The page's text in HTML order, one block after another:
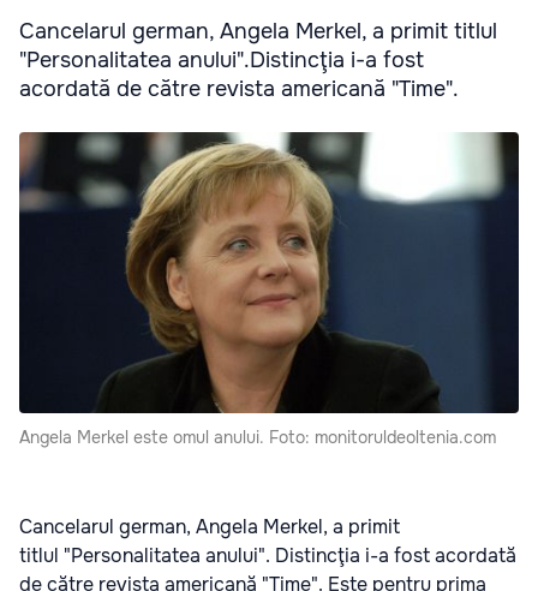
Cancelarul german, Angela Merkel, a primit titlul
"Personalitatea anului".Distincţia i-a fost
acordată de către revista americană "Time".
Angela Merkel este omul anului. Foto: monitoruldeoltenia.com
Cancelarul german, Angela Merkel, a primit
titlul "Personalitatea anului". Distincţia i-a fost acordată
de către revista americană "Time". Este pentru prima